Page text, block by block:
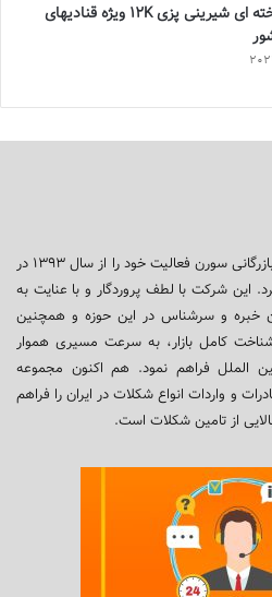
شکلات تخته ای شیرینی پزی 12K ویژه قنادیهای
گروه شرکت های مشاوره، تامین و بازرگانی سورن فعالیت خود را از سال ۱۳۹۳ در
این شرکت با لطف پروردگار و با عنایت به
خبره و سرشناس در این حوزه و همچنین
کامل بازار، به سرعت مسیری هموار
الملل فراهم نمود. هم اکنون مجموعه
و واردات انواع شکلات در ایران را فراهم
از تامین شکلات است.